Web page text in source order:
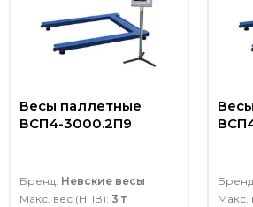
Весы паллетные
ВСП4-3000.2П9
Бренд: Невские весы
Макс. вес (НПВ): 3 т
Макс.